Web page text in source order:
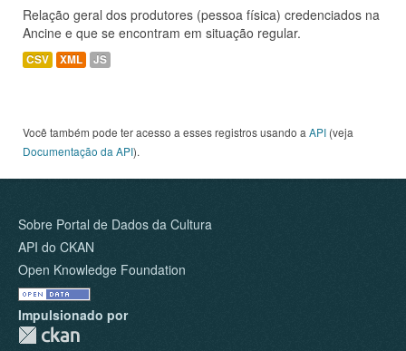
Relação geral dos produtores (pessoa física) credenciados na
Ancine e que se encontram em situação regular.
CSV XML JS
Você também pode ter acesso a esses registros usando a API (veja
Documentação da API).
Sobre Portal de Dados da Cultura
API do CKAN
Open Knowledge Foundation
Impulsionado por